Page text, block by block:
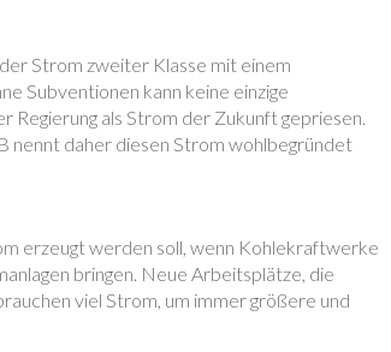
Strom zweiter Klasse mit einem
Subventionen kann keine einzige
als Strom der Zukunft gepriesen.
nennt daher diesen Strom wohlbegründet
erzeugt werden soll, wenn Kohlekraftwerke
bringen. Neue Arbeitsplätze, die
viel Strom, um immer größere und